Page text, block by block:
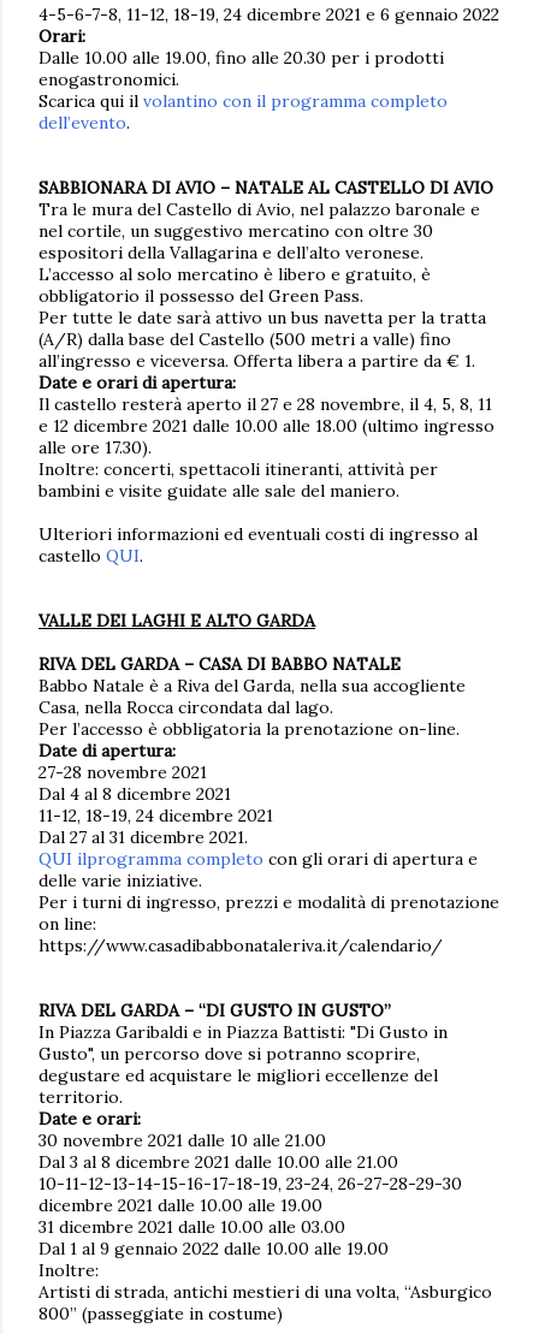
4-5-6-7-8, 11-12, 18-19, 24 dicembre 2021 e 6 gennaio 2022
Orari:
Dalle 10.00 alle 19.00, fino alle 20.30 per i prodotti
enogastronomici.
Scarica qui il volantino con il programma completo
dell’evento.
SABBIONARA DI AVIO – NATALE AL CASTELLO DI AVIO
Tra le mura del Castello di Avio, nel palazzo baronale e
nel cortile, un suggestivo mercatino con oltre 30
espositori della Vallagarina e dell’alto veronese.
L’accesso al solo mercatino è libero e gratuito, è
obbligatorio il possesso del Green Pass.
Per tutte le date sarà attivo un bus navetta per la tratta
(A/R) dalla base del Castello (500 metri a valle) fino
all’ingresso e viceversa. Offerta libera a partire da € 1.
Date e orari di apertura:
Il castello resterà aperto il 27 e 28 novembre, il 4, 5, 8, 11
e 12 dicembre 2021 dalle 10.00 alle 18.00 (ultimo ingresso
alle ore 17.30).
Inoltre: concerti, spettacoli itineranti, attività per
bambini e visite guidate alle sale del maniero.
Ulteriori informazioni ed eventuali costi di ingresso al
castello QUI.
VALLE DEI LAGHI E ALTO GARDA
RIVA DEL GARDA – CASA DI BABBO NATALE
Babbo Natale è a Riva del Garda, nella sua accogliente
Casa, nella Rocca circondata dal lago.
Per l’accesso è obbligatoria la prenotazione on-line.
Date di apertura:
27-28 novembre 2021
Dal 4 al 8 dicembre 2021
11-12, 18-19, 24 dicembre 2021
Dal 27 al 31 dicembre 2021.
QUI ilprogramma completo con gli orari di apertura e
delle varie iniziative.
Per i turni di ingresso, prezzi e modalità di prenotazione
on line:
https://www.casadibabbonataleriva.it/calendario/
RIVA DEL GARDA – “DI GUSTO IN GUSTO”
In Piazza Garibaldi e in Piazza Battisti: "Di Gusto in
Gusto", un percorso dove si potranno scoprire,
degustare ed acquistare le migliori eccellenze del
territorio.
Date e orari:
30 novembre 2021 dalle 10 alle 21.00
Dal 3 al 8 dicembre 2021 dalle 10.00 alle 21.00
10-11-12-13-14-15-16-17-18-19, 23-24, 26-27-28-29-30
dicembre 2021 dalle 10.00 alle 19.00
31 dicembre 2021 dalle 10.00 alle 03.00
Dal 1 al 9 gennaio 2022 dalle 10.00 alle 19.00
Inoltre:
Artisti di strada, antichi mestieri di una volta, “Asburgico
800” (passeggiate in costume)